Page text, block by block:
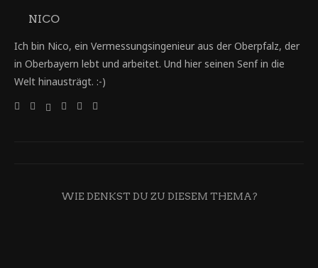
NICO
Ich bin Nico, ein Vermessungsingenieur aus der Oberpfalz, der
in Oberbayern lebt und arbeitet. Und hier seinen Senf in die
Welt hinausträgt. :-)
WIE DENKST DU ZU DIESEM THEMA?